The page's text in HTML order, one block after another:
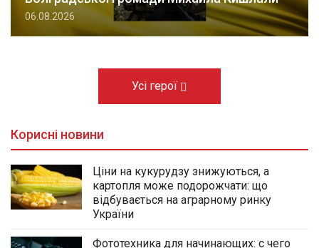
06.08.2026
Усі герої
Корисні новини
Ціни на кукурудзу знижуються, а
картопля може подорожчати: що
відбувається на аграрному ринку
України
Фототехника для начинающих: с чего